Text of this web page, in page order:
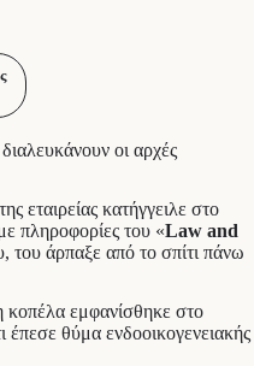
οι αρχές
εταιρείας κατήγγειλε στο
πληροφορίες του «Law and
του άρπαξε από το σπίτι πάνω
εμφανίσθηκε στο
έπεσε θύμα ενδοοικογενειακής